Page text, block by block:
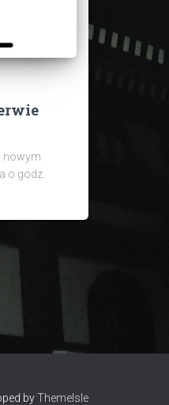
nowym
o godz.
byThemeIsle